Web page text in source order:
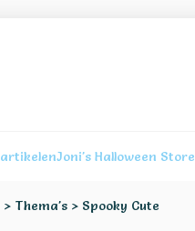
Joni's Halloween Store
> Thema's > Spooky Cute